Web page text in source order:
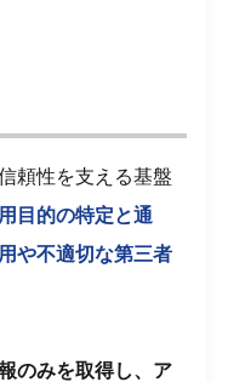
頼性を支える基盤
目的の特定と通
や不適切な第三者
のみを取得し、ア